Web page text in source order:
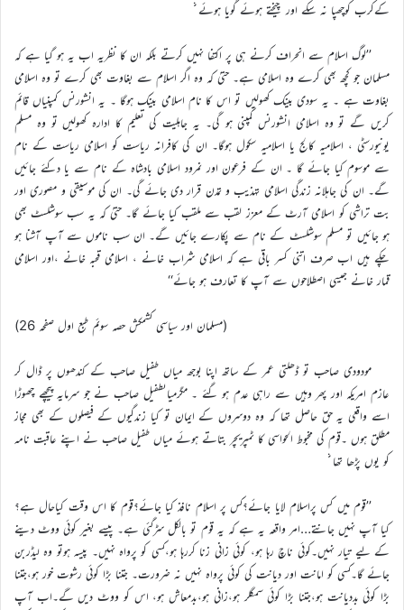
کےکرب کوچھپا نہ سکے اور چیختے ہوئے گویا ہوئے
’’لوگ اسلام سے انحراف کرنے ہی پر اکتفا نہیں کرتے بلکہ ان کا نظریہ اب یہ ہو گیا ہے کہ
مسلمان جو کچھ بھی کرے وہ اسلامی ہے۔ حتیٰ کہ وہ اگر اسلام سے بغاوت بھی کرے تو وہ اسلامی
بغاوت ہے ۔ یہ سودی بینک کھولیں تو اس کا نام اسلامی بینک ہوگا ۔ یہ انشورنس کمپنیاں قائم
کریں گے تو وہ اسلامی انشورنس کمپنی ہو گی۔ یہ جاہلیت کی تعلیم کا ادارہ کھولیں تو وہ مسلم
یونیورسٹی ، اسلامیہ کالج یا اسلامیہ سکول ہوگا۔ ان کی کافرانہ ریاست کو اسلامی ریاست کے نام
سے موسوم کیا جائے گا ۔ ان کے فرعون اور نمرود اسلامی بادشاہ کے نام سے یا دکئے جائیں
گے۔ ان کی جاہلانہ زندگی اسلامی تہذیب و تمدن قرار دی جائے گی۔ ان کی موسیقی و مصوری اور
بت تراشی کو اسلامی آرٹ کے معزز لقب سے ملقب کیا جائے گا۔ حتیٰ کہ یہ سب سوشلسٹ بھی
ہو جائیں تو مسلم سوشلسٹ کے نام سے پکارے جائیں گے۔ ان سب ناموں سے آپ آشنا ہو
چکے ہیں اب صرف اتنی کسر باقی ہے کہ اسلامی شراب خانے ، اسلامی قحبہ خانے ،اور اسلامی
قمار خانے جیسی اصطلاحوں سے آپ کا تعارف ہو جائے‘‘
(مسلمان اور سیاسی کشمکش حصہ سوئم طبع اول صفحہ 26)
مودودی صاحب تو ڈھلتی عمر کے ساتھ اپنا بوجھ میاں طفیل صاحب کے کندھوں پر ڈال کر
عازم امریکہ اور پھر وہیں سے راہی عدم ہو گئے ۔ مگرمیاںطفیل صاحب نے جو سرمایہ پیچھے چھوڑا
اسے واقعی یہ حق حاصل تھا کہ وہ دوسروں کے ایمان تو کیا زندگیوں کے فیصلوں کے بھی مجاز
مطلق ہوں ۔قوم کی مخبوط الحواسی کا ٹمپریچر بتاتے ہوئے میاں طفیل صاحب نے اپنے عاقبت نامہ
کو یوں پڑھا تھا
’’قوم میں کس پراسلام لایا جائے؟کس پر اسلام نافذ کیا جائے؟قوم کا اس وقت کیاحال ہے؟
کیا آپ نہیں جانتے…امر واقعہ یہ ہے کہ یہ قوم تو بالکل سڑگئی ہے۔ پیسے بغیر کوئی ووٹ دینے
کے لیے تیار نہیں۔کوئی ناچ رہا ہو، کوئی زانی زنا کررہا ہو،کسی کو پرواہ نہیں۔ پیسہ ہوتو وہ لیڈربن
جائے گا۔کسی کو امانت اور دیانت کی کوئی پرواہ نہیں نہ ضرورت۔ جتنا بڑا کوئی رشوت خور ہو،جتنا
بڑا کوئی بددیانت ہو،جتنا بڑا کوئی سمگلر ہو،زانی ہو،بدمعاش ہو، اس کو ووٹ دیں گے۔اب آپ